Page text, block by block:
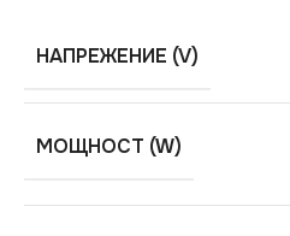
НАПРЕЖЕНИЕ (V)
МОЩНОСТ (W)